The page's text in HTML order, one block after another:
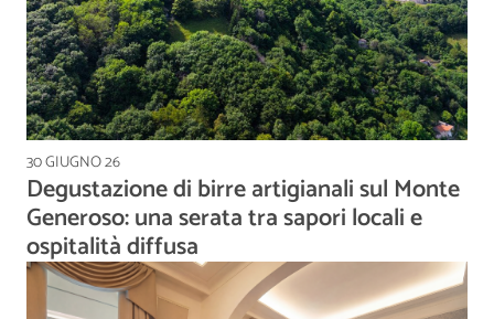
30 GIUGNO 26
Degustazione di birre artigianali sul Monte
Generoso: una serata tra sapori locali e
ospitalità diffusa